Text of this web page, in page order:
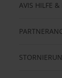
AVIS HILFE &